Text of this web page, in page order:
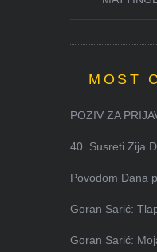
MOST
POZIV ZA
40. Susreti Zija
Povodom Dana
Goran Sarić:
Goran Sarić: